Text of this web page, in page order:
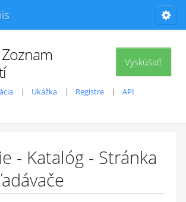
Vyskúšať!
Ukážka Registre
API
- Katalóg - Stránka